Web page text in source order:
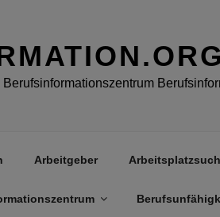
Arbeitgeber